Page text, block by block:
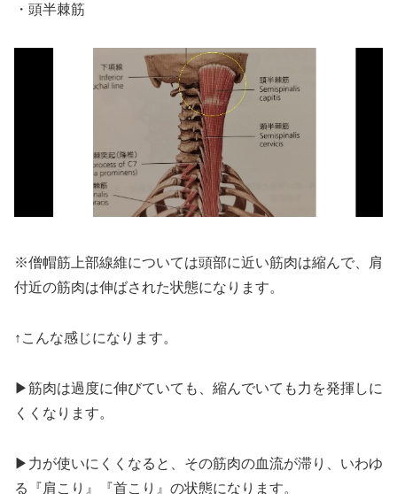
・頭半棘筋
※僧帽筋上部線維については頭部に近い筋肉は縮んで、肩
付近の筋肉は伸ばされた状態になります。
↑こんな感じになります。
▶筋肉は過度に伸びていても、縮んでいても力を発揮しに
くくなります。
▶力が使いにくくなると、その筋肉の血流が滞り、いわゆ
る『肩こり』『首こり』の状態になります。